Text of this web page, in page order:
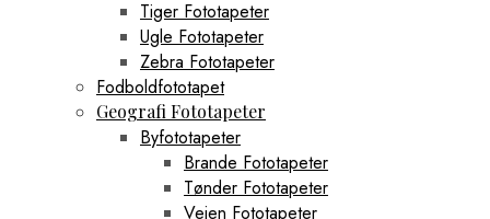
Tiger Fototapeter
Ugle Fototapeter
Zebra Fototapeter
Fodboldfototapet
Geografi Fototapeter
Byfototapeter
Brande Fototapeter
Tønder Fototapeter
Vejen Fototapeter